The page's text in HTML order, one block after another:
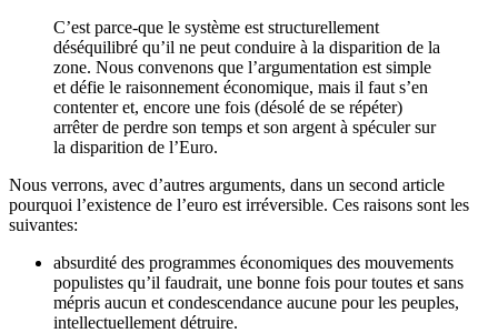
C’est parce-que le système est structurellement
déséquilibré qu’il ne peut conduire à la disparition de la
zone. Nous convenons que l’argumentation est simple
et défie le raisonnement économique, mais il faut s’en
contenter et, encore une fois (désolé de se répéter)
arrêter de perdre son temps et son argent à spéculer sur
la disparition de l’Euro.
Nous verrons, avec d’autres arguments, dans un second article
pourquoi l’existence de l’euro est irréversible. Ces raisons sont les
suivantes:
absurdité des programmes économiques des mouvements
populistes qu’il faudrait, une bonne fois pour toutes et sans
mépris aucun et condescendance aucune pour les peuples,
intellectuellement détruire.